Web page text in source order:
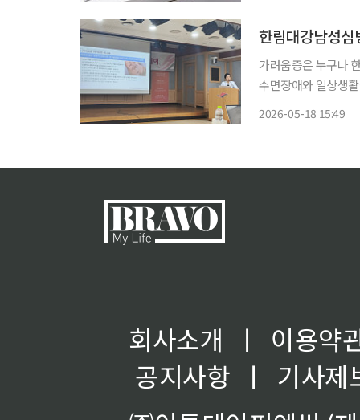
한림대강남성심
가려움증은 누구나
수면장애와 일상생
2026-05-18 15:49
회사소개 ㅣ
이용약
공지사항
ㅣ
기사제